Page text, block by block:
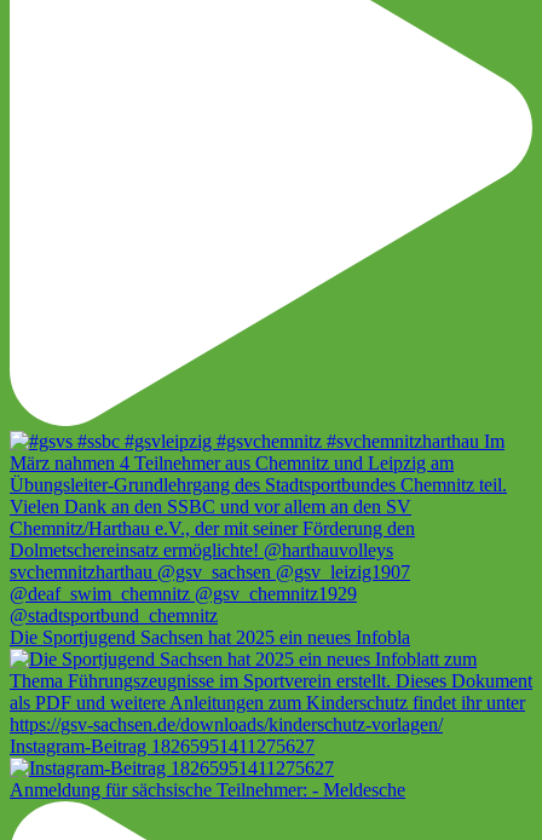
Die Sportjugend Sachsen hat 2025 ein neues Infobla
Instagram-Beitrag 18265951411275627
Anmeldung für sächsische Teilnehmer: - Meldesche